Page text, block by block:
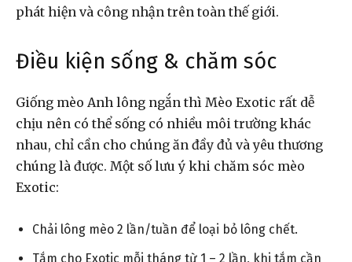
phát hiện và công nhận trên toàn thế giới.
Điều kiện sống & chăm sóc
Giống mèo Anh lông ngắn thì Mèo Exotic rất dễ
chịu nên có thể sống có nhiều môi trường khác
nhau, chỉ cần cho chúng ăn đầy đủ và yêu thương
chúng là được. Một số lưu ý khi chăm sóc mèo
Exotic:
Chải lông mèo 2 lần/tuần để loại bỏ lông chết.
Tắm cho Exotic mỗi tháng từ 1 – 2 lần, khi tắm cần